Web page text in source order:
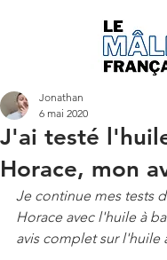
J'ai testé
Horace, mon
Jonathan
6 mai 2020
Je continue mes tests
Horace avec l'huile à
avis complet sur l'huile